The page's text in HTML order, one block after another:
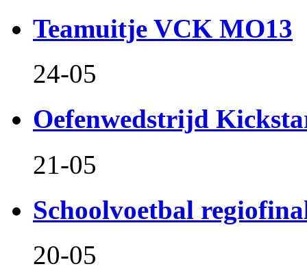
Teamuitje VCK MO13
24-05
Oefenwedstrijd
21-05
Schoolvoetbal
20-05